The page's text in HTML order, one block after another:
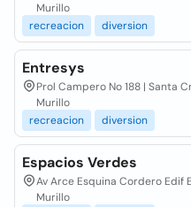
Murillo
recreacion
diversion
Entresys
Prol Campero No 188 | Santa
Murillo
recreacion
diversion
Espacios Verdes
Av Arce Esquina Cordero Edif
Murillo